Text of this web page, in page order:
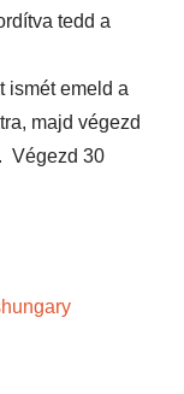
tedd a
ismét emeld a
majd végezd
Végezd 30